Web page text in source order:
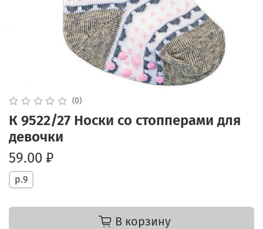
(0)
К 9522/27 Носки со стопперами для
девочки
59.00 ₽
р.9
В корзину